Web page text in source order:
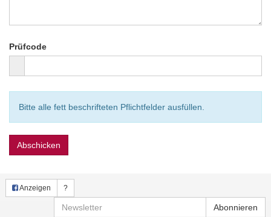
Prüfcode
Bitte alle fett beschrifteten Pflichtfelder ausfüllen.
Abschicken
Anzeigen ?
Newsletter Abonnieren